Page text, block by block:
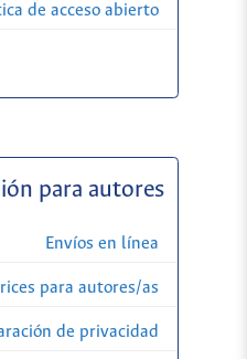
de acceso abierto
para autores
Envíos en línea
para autores/as
de privacidad